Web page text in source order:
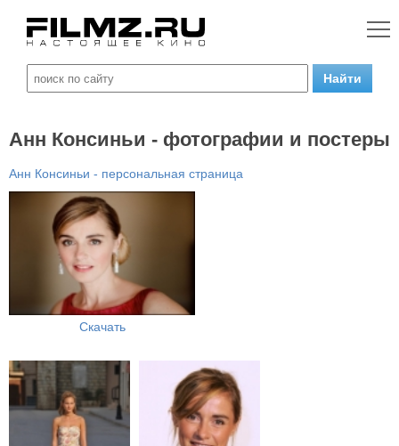
Анн Консиньи - фотографии и постеры
Анн Консиньи - персональная страница
Скачать